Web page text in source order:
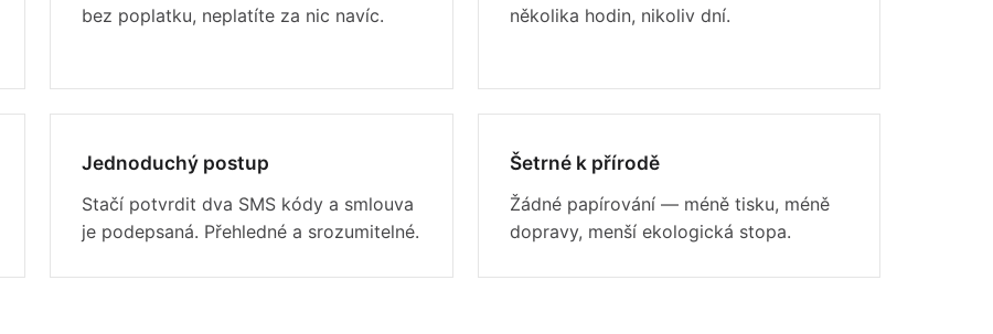
bez poplatku, neplatíte za nic navíc.
několika hodin, nikoliv dní.
Jednoduchý postup
Stačí potvrdit dva SMS kódy a smlouva
je podepsaná. Přehledné a srozumitelné.
Šetrné k přírodě
Žádné papírování — méně tisku, méně
dopravy, menší ekologická stopa.